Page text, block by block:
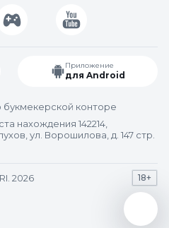
Приложение
для Android
конторе
нахождения 142214,
ул. Ворошилова, д. 147 стр.
2026 18+